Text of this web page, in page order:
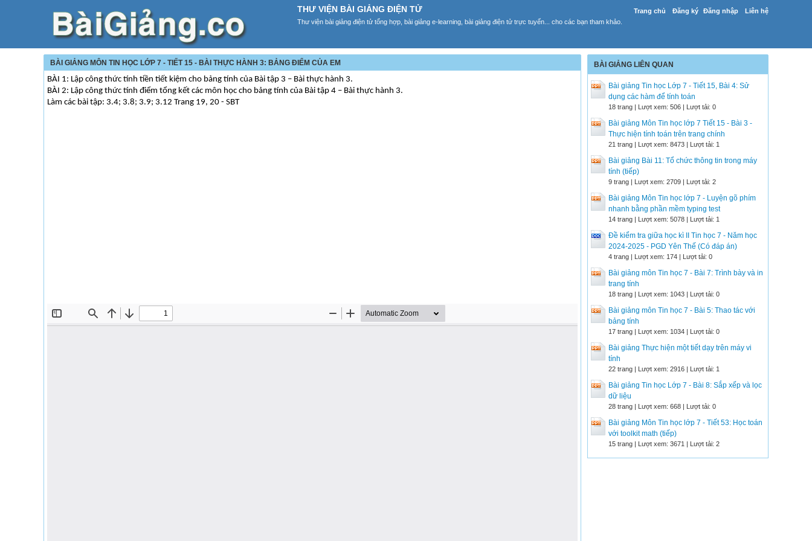
Trang chủ Đăng ký Đăng nhập Liên hệ
THƯ VIỆN BÀI GIẢNG ĐIỆN TỬ
Thư viện bài giảng điện tử tổng hợp, bài giảng e-learning, bài giảng điện tử trực tuyến... cho các bạn tham khảo.
BÀI GIẢNG MÔN TIN HỌC LỚP 7 - TIẾT 15 - BÀI THỰC HÀNH 3: BẢNG ĐIỂM CỦA EM
BÀI 1: Lập công thức tính tiền tiết kiệm cho bảng tính của Bài tập 3 – Bài thực hành 3.
BÀI 2: Lập công thức tính điểm tổng kết các môn học cho bảng tính của Bài tập 4 – Bài thực hành 3.
Làm các bài tập: 3.4; 3.8; 3.9; 3.12 Trang 19, 20 - SBT
BÀI GIẢNG LIÊN QUAN
Bài giảng Tin học Lớp 7 - Tiết 15, Bài 4: Sử
dụng các hàm để tính toán
18 trang | Lượt xem: 506 | Lượt tải: 0
Bài giảng Môn Tin học lớp 7 Tiết 15 - Bài 3 -
Thực hiện tính toán trên trang chính
21 trang | Lượt xem: 8473 | Lượt tải: 1
Bài giảng Bài 11: Tổ chức thông tin trong máy
tính (tiếp)
9 trang | Lượt xem: 2709 | Lượt tải: 2
Bài giảng Môn Tin học lớp 7 - Luyện gõ phím
nhanh bằng phần mềm typing test
14 trang | Lượt xem: 5078 | Lượt tải: 1
Đề kiểm tra giữa học kì II Tin học 7 - Năm học
2024-2025 - PGD Yên Thế (Có đáp án)
4 trang | Lượt xem: 174 | Lượt tải: 0
Bài giảng môn Tin học 7 - Bài 7: Trình bày và in
trang tính
18 trang | Lượt xem: 1043 | Lượt tải: 0
Bài giảng môn Tin học 7 - Bài 5: Thao tác với
bảng tính
17 trang | Lượt xem: 1034 | Lượt tải: 0
Bài giảng Thực hiện một tiết dạy trên máy vi
tính
22 trang | Lượt xem: 2916 | Lượt tải: 1
Bài giảng Tin học Lớp 7 - Bài 8: Sắp xếp và lọc
dữ liệu
28 trang | Lượt xem: 668 | Lượt tải: 0
Bài giảng Môn Tin học lớp 7 - Tiết 53: Học toán
với toolkit math (tiếp)
15 trang | Lượt xem: 3671 | Lượt tải: 2